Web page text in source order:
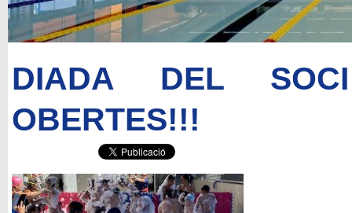
DIADA DEL
OBERTES!!!